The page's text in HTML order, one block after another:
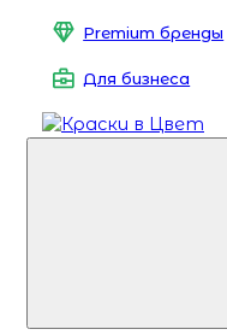
Premium бренды
Для бизнеса